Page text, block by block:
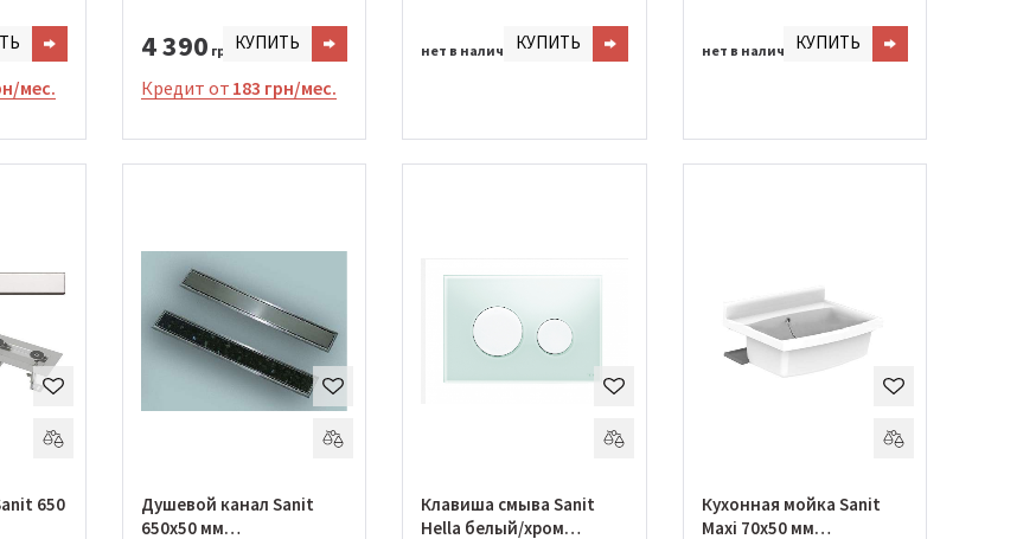
мес.
4 390 грн.КУПИТЬ
Кредит от 183 грн/мес.
нет в наличииКУПИТЬ нет в наличииКУПИТЬ
650
Душевой канал Sanit
650х50 мм
Клавиша смыва Sanit
Hella белый/хром
Кухонная мойка Sanit
Maxi 70х50 мм